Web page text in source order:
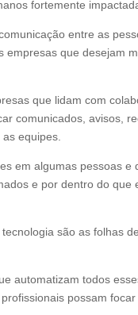
fortemente
entre as
que desejam
que lidam com
comunicados, avisos,
equipes.
em algumas pessoas e
e por dentro do que
são as folhas
automatizam todos
possam